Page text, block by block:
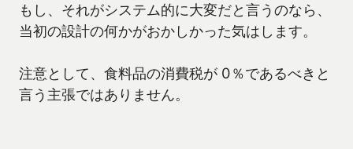
もし、それがシステム的に大変だと言うのなら、
当初の設計の何かがおかしかった気はします。
注意として、食料品の消費税が 0％であるべきと
言う主張ではありません。